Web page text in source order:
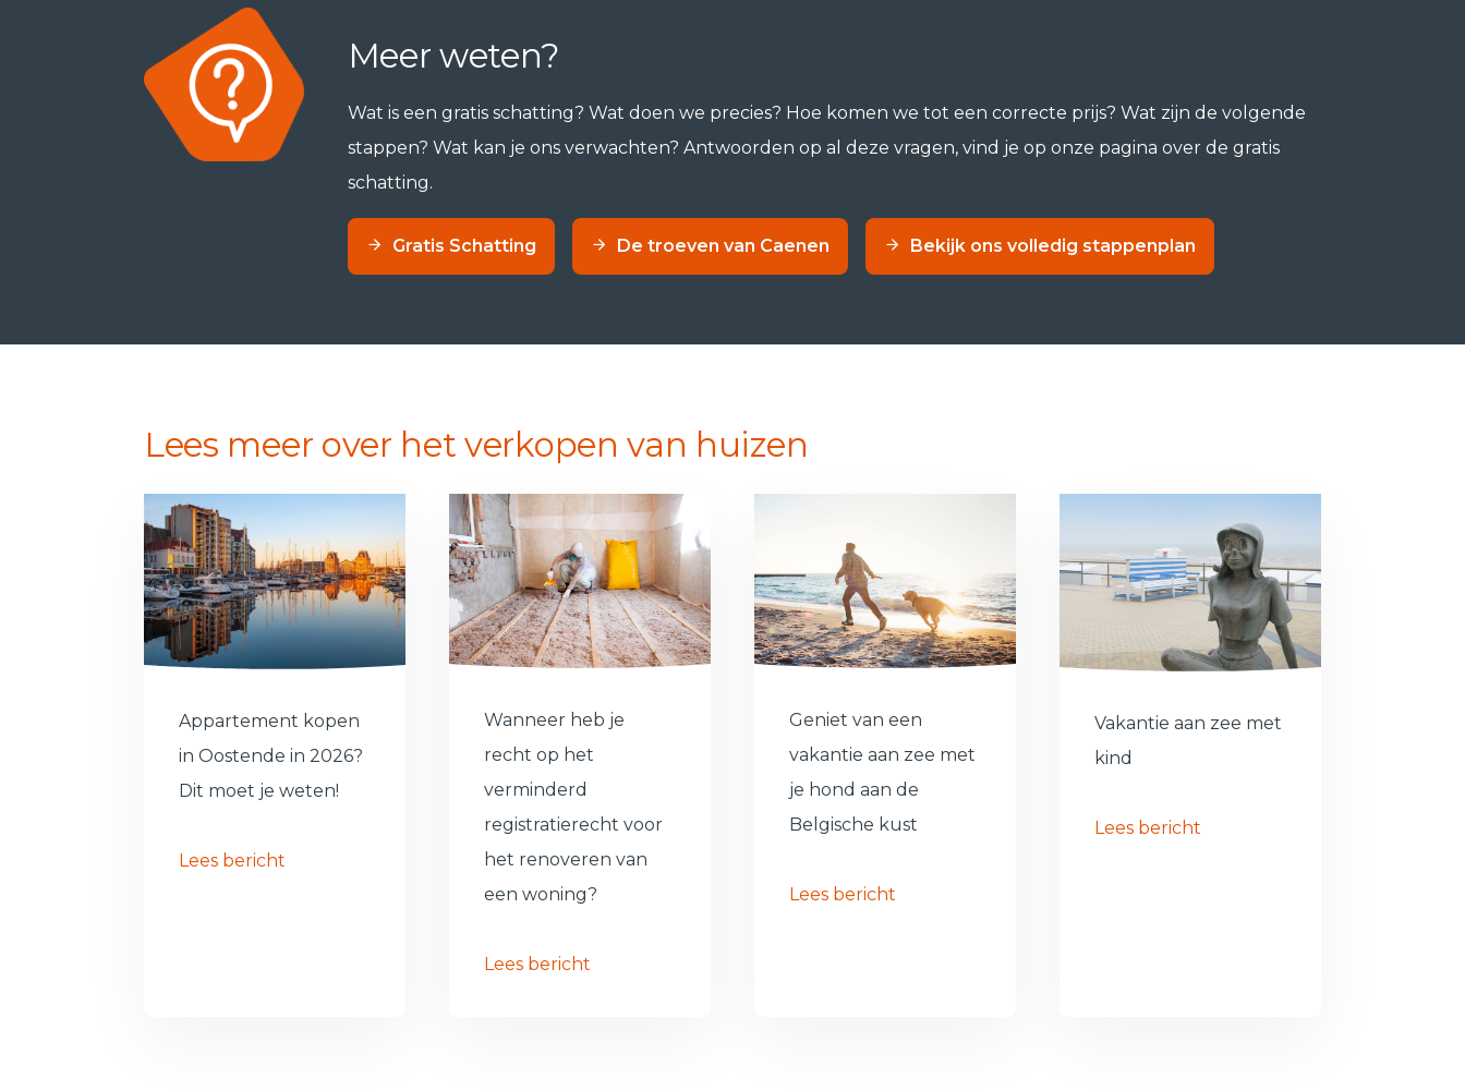
Meer weten?
Wat is een gratis schatting? Wat doen we precies? Hoe komen we tot een correcte prijs? Wat zijn de volgende
stappen? Wat kan je ons verwachten? Antwoorden op al deze vragen, vind je op onze pagina over de gratis
schatting.
Gratis Schatting De troeven van Caenen Bekijk ons volledig stappenplan
Lees meer over het verkopen van huizen
Appartement kopen
in Oostende in 2026?
Dit moet je weten!
Lees bericht
Wanneer heb je
recht op het
verminderd
registratierecht voor
het renoveren van
een woning?
Lees bericht
Geniet van een
vakantie aan zee met
je hond aan de
Belgische kust
Lees bericht
Vakantie aan zee met
kind
Lees bericht